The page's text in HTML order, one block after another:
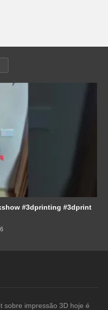
#3dprinting #3dprint
sobre impressão 3D hoje é